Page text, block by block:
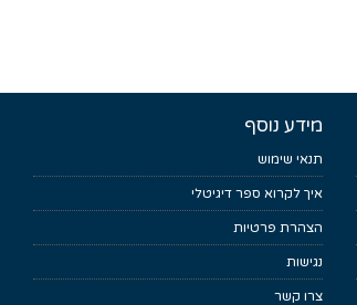
מידע נוסף
תנאי שימוש
איך לקרוא ספר דיגיטלי
הצהרת פרטיות
נגישות
צרו קשר